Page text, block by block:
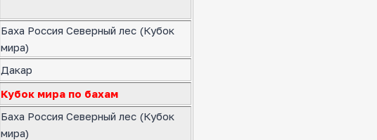
Баха Россия Северный лес (Кубок
мира)
Дакар
Кубок мира по бахам
Баха Россия Северный лес (Кубок
мира)